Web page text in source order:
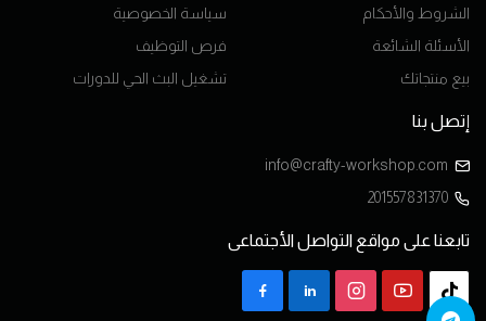
الشروط والأحكام
سياسة الخصوصية
الأسئلة الشائعة
فرص التوظيف
بيع منتجاتك
تشغيل البث الحي للدورات
إتصل بنا
info@crafty-workshop.com
201557831370
تابعنا على مواقع التواصل الأجتماعى